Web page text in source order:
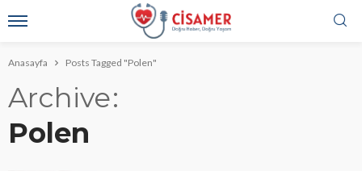
Anasayfa Posts Tagged "Polen"
Archive
Polen